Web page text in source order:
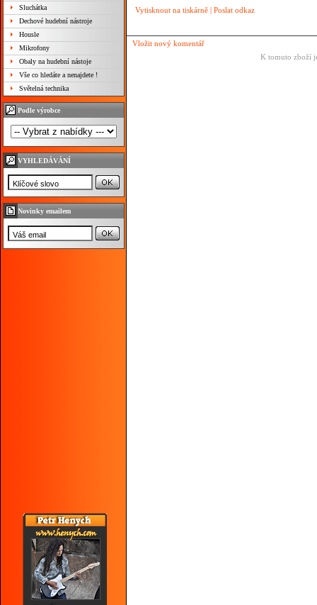
Sluchátka
Dechové hudební nástroje
Housle
Mikrofony
Obaly na hudební nástoje
Vše co hledáte a nenajdete !
Světelná technika
Podle výrobce
VYHLEDÁVÁNÍ
Novinky emailem
Vytisknout na tiskárně | Poslat odkaz
Vložit nový komentář
K tomuto zboží